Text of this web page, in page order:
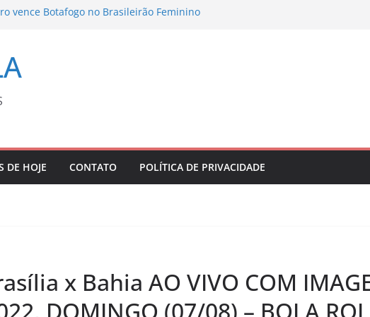
vence Botafogo no Brasileirão Feminino
Kerolin com valor recorde no futebol
brasileiro
DE HOJE CONTATO POLÍTICA DE PRIVACIDADE
x Bahia AO VIVO COM